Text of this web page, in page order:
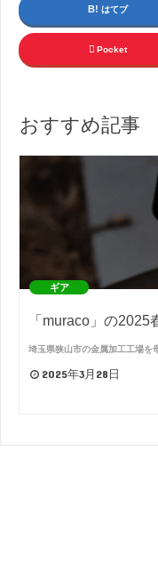
はてブ
Pocket
おすすめ記事
ギア
「muraco」の2025
埼玉県狭山市の金属加工工場を
2025年3月28日